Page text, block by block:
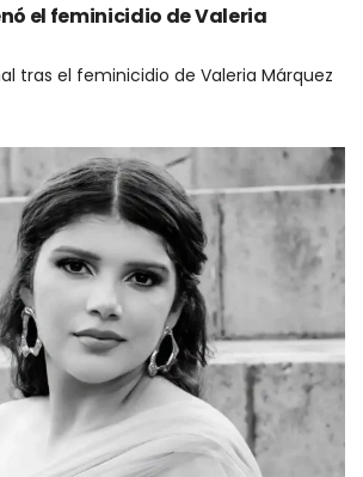
el feminicidio de Valeria
tras el feminicidio de Valeria Márquez